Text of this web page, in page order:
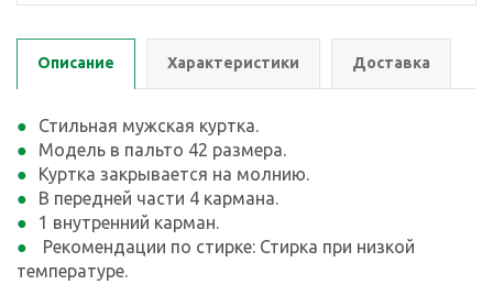
Описание Характеристики Доставка
Стильная мужская куртка.
Модель в пальто 42 размера.
Куртка закрывается на молнию.
В передней части 4 кармана.
1 внутренний карман.
Рекомендации по стирке: Стирка при низкой
температуре.